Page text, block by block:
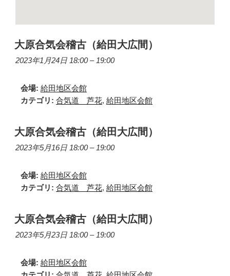
大原合気会稽古（給田大広間）
2023年1月24日 18:00– 19:00
会場: 給田地区会館
カテゴリ: 合気道 芦花, 給田地区会館
大原合気会稽古（給田大広間）
2023年5月16日 18:00– 19:00
会場: 給田地区会館
カテゴリ: 合気道 芦花, 給田地区会館
大原合気会稽古（給田大広間）
2023年5月23日 18:00– 19:00
会場: 給田地区会館